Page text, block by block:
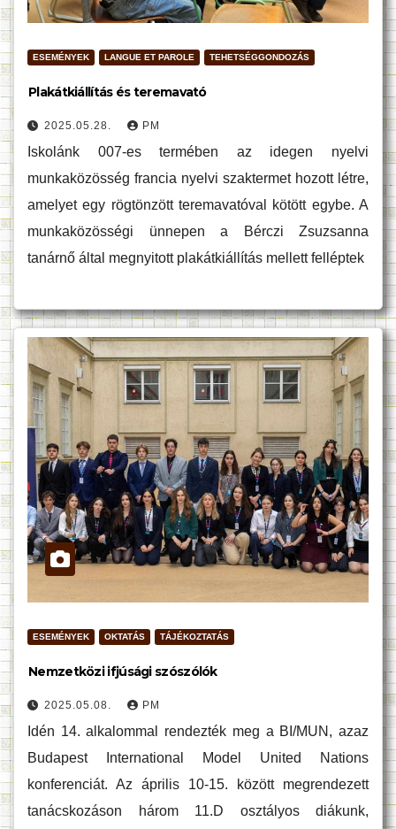
ESEMÉNYEK LANGUE ET PAROLE TEHETSÉGGONDOZÁS
Plakátkiállítás és teremavató
2025.05.28. PM
Iskolánk 007-es termében az idegen nyelvi
munkaközösség francia nyelvi szaktermet hozott létre,
amelyet egy rögtönzött teremavatóval kötött egybe. A
munkaközösségi ünnepen a Bérczi Zsuzsanna
tanárnő által megnyitott plakátkiállítás mellett felléptek
ESEMÉNYEK OKTATÁS TÁJÉKOZTATÁS
Nemzetközi ifjúsági szószólók
2025.05.08. PM
Idén 14. alkalommal rendezték meg a BI/MUN, azaz
Budapest International Model United Nations
konferenciát. Az április 10-15. között megrendezett
tanácskozáson három 11.D osztályos diákunk,